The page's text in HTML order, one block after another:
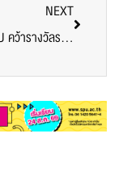
NEXT
เด็กฟิล์ม SPU คว้ารางวัลรองแชมป์! หนังสั้นเพื่อสังคม จากเวที “GLO Short Film Contest 2025”